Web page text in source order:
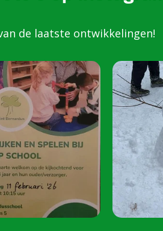
Kom
Peuters van 2
harte welkom
oktober 2026.
Speel je mee?